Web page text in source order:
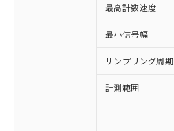
最高計数速度
最小信号幅
サンプリング周期
計測範囲